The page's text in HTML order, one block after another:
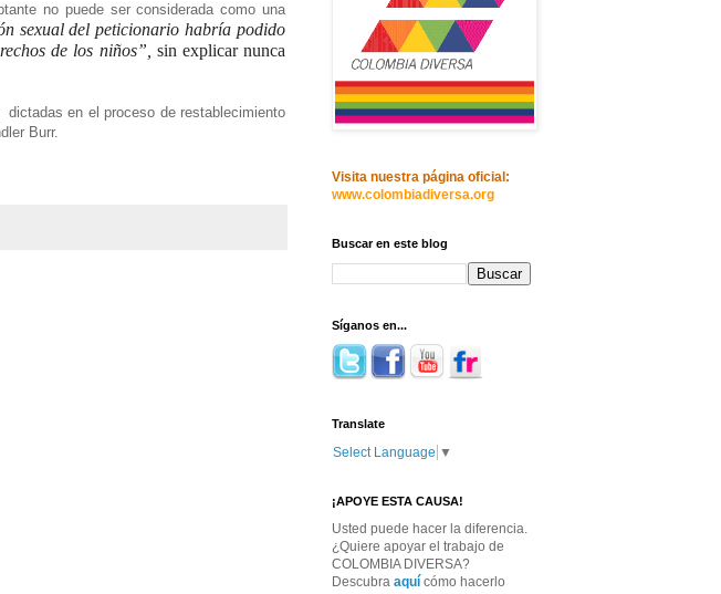
no puede ser considerada como una
sexual del peticionario habría podido
de los niños”, sin explicar nunca
en el proceso de restablecimiento
Burr.
Visita nuestra página oficial:
www.colombiadiversa.org
Buscar en este blog
Síganos en...
Translate
Select Language ▼
¡APOYE ESTA CAUSA!
Usted puede hacer la diferencia.
¿Quiere apoyar el trabajo de
COLOMBIA DIVERSA?
Descubra aquí cómo hacerlo